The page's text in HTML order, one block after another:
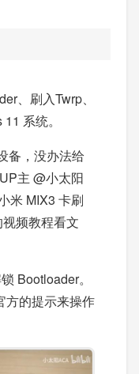
、刷入Twrp、
系统。
备，没办法给
主 @小太阳
米 MIX3 卡刷
频教程看文
Bootloader。
方的提示来操作